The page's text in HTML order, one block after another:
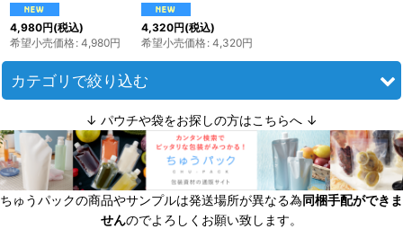
4,980円(税込)
希望小売価格: 4,980円
4,320円(税込)
希望小売価格: 4,320円
カテゴリで絞り込む
食料びん（スクリューキャップの広口保存瓶） (全商品)
ミニ・小（〜170ｍｌ）
中（170〜350ｍｌ）
↓ パウチや袋をお探しの方はこちらへ ↓
ちゅうパックの商品やサンプルは発送場所が異なる為同梱手配ができま
せんのでよろしくお願い致します。